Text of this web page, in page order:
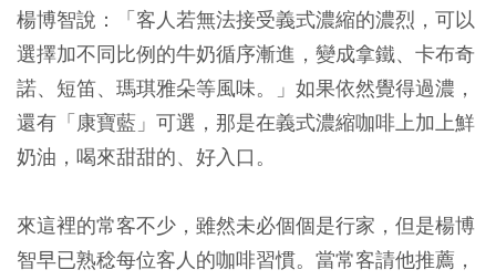
楊博智說：「客人若無法接受義式濃縮的濃烈，可以
選擇加不同比例的牛奶循序漸進，變成拿鐵、卡布奇
諾、短笛、瑪琪雅朵等風味。」如果依然覺得過濃，
還有「康寶藍」可選，那是在義式濃縮咖啡上加上鮮
奶油，喝來甜甜的、好入口。
來這裡的常客不少，雖然未必個個是行家，但是楊博
智早已熟稔每位客人的咖啡習慣。當常客請他推薦，